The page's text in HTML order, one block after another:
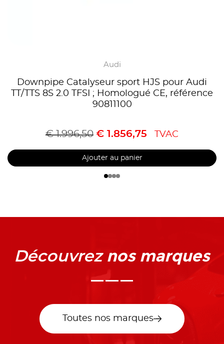
Audi
Downpipe Catalyseur sport HJS pour Audi
TT/TTS 8S 2.0 TFSI ; Homologué CE, référence
90811100
€1.996,50 € 1.856,75 TVAC
Ajouter au panier
Découvrez nos marques
Toutes nos marques